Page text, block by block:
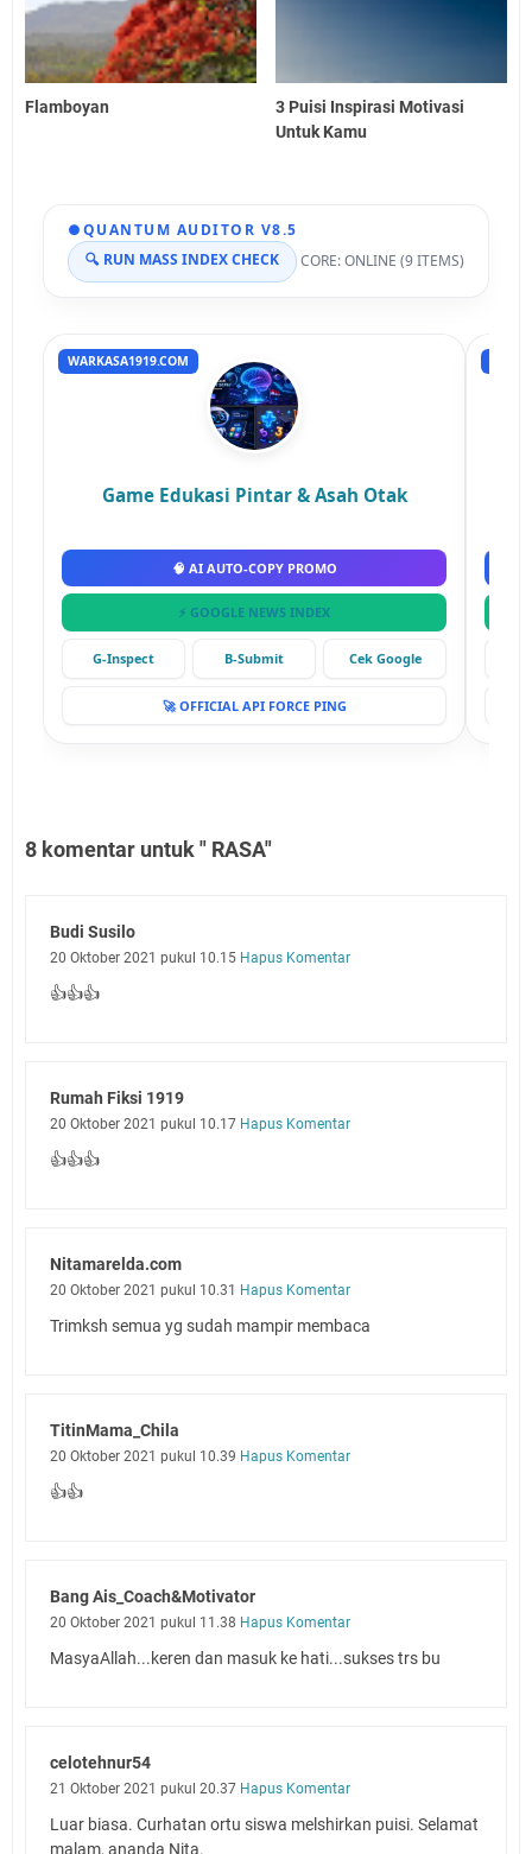
Flamboyan
3 Puisi Inspirasi Motivasi
Untuk Kamu
●QUANTUM AUDITOR V8.5
🔍 RUN MASS INDEX CHECK
CORE: ONLINE (9 ITEMS)
WARKASA1919.COM
Game Edukasi Pintar & Asah Otak
🧠 AI AUTO-COPY PROMO
⚡ GOOGLE NEWS INDEX
G-Inspect B-Submit Cek Google
🚀 OFFICIAL API FORCE PING
8 komentar untuk " RASA"
Budi Susilo
20 Oktober 2021 pukul 10.15 Hapus Komentar
👍👍👍
Rumah Fiksi 1919
20 Oktober 2021 pukul 10.17 Hapus Komentar
👍👍👍
Nitamarelda.com
20 Oktober 2021 pukul 10.31 Hapus Komentar
Trimksh semua yg sudah mampir membaca
TitinMama_Chila
20 Oktober 2021 pukul 10.39 Hapus Komentar
👍👍
Bang Ais_Coach&Motivator
20 Oktober 2021 pukul 11.38 Hapus Komentar
MasyaAllah...keren dan masuk ke hati...sukses trs bu
celotehnur54
21 Oktober 2021 pukul 20.37 Hapus Komentar
Luar biasa. Curhatan ortu siswa melshirkan puisi. Selamat
malam, ananda Nita.